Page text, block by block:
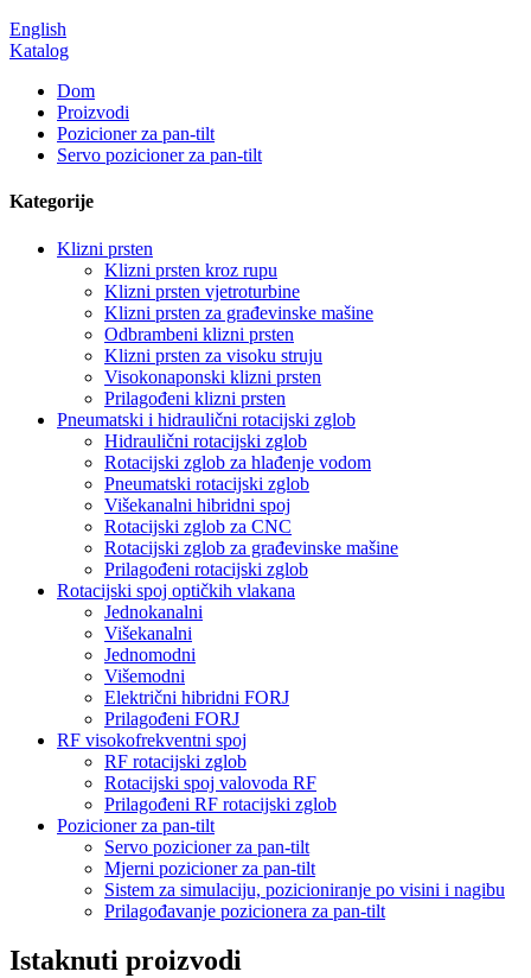
English
Katalog
Dom
Proizvodi
Pozicioner za pan-tilt
Servo pozicioner za pan-tilt
Kategorije
Klizni prsten
Klizni prsten kroz rupu
Klizni prsten vjetroturbine
Klizni prsten za građevinske mašine
Odbrambeni klizni prsten
Klizni prsten za visoku struju
Visokonaponski klizni prsten
Prilagođeni klizni prsten
Pneumatski i hidraulični rotacijski zglob
Hidraulični rotacijski zglob
Rotacijski zglob za hlađenje vodom
Pneumatski rotacijski zglob
Višekanalni hibridni spoj
Rotacijski zglob za CNC
Rotacijski zglob za građevinske mašine
Prilagođeni rotacijski zglob
Rotacijski spoj optičkih vlakana
Jednokanalni
Višekanalni
Jednomodni
Višemodni
Električni hibridni FORJ
Prilagođeni FORJ
RF visokofrekventni spoj
RF rotacijski zglob
Rotacijski spoj valovoda RF
Prilagođeni RF rotacijski zglob
Pozicioner za pan-tilt
Servo pozicioner za pan-tilt
Mjerni pozicioner za pan-tilt
Sistem za simulaciju, pozicioniranje po visini i nagibu
Prilagođavanje pozicionera za pan-tilt
Istaknuti proizvodi